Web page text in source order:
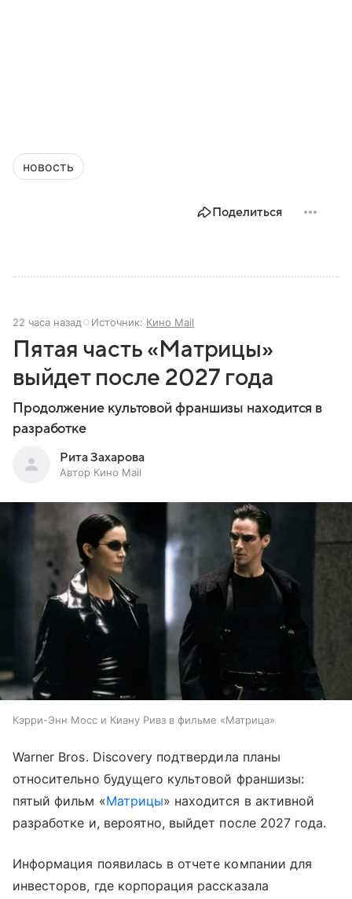
новость
Поделиться
22 часа назад Источник: Кино Mail
Пятая часть «Матрицы»
выйдет после 2027 года
Продолжение культовой франшизы находится в
разработке
Рита Захарова
Автор Кино Mail
Кэрри-Энн Мосс и Киану Ривз в фильме «Матрица»
Warner Bros. Discovery подтвердила планы
относительно будущего культовой франшизы:
пятый фильм «Матрицы» находится в активной
разработке и, вероятно, выйдет после 2027 года.
Информация появилась в отчете компании для
инвесторов, где корпорация рассказала